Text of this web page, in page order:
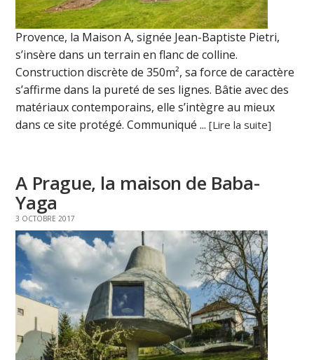
Provence, la Maison A, signée Jean-Baptiste Pietri,
s’insère dans un terrain en flanc de colline.
Construction discrète de 350m², sa force de caractère
s’affirme dans la pureté de ses lignes. Bâtie avec des
matériaux contemporains, elle s’intègre au mieux
dans ce site protégé. Communiqué ...[Lire la suite]
A Prague, la maison de Baba-
Yaga
3 OCTOBRE 2017